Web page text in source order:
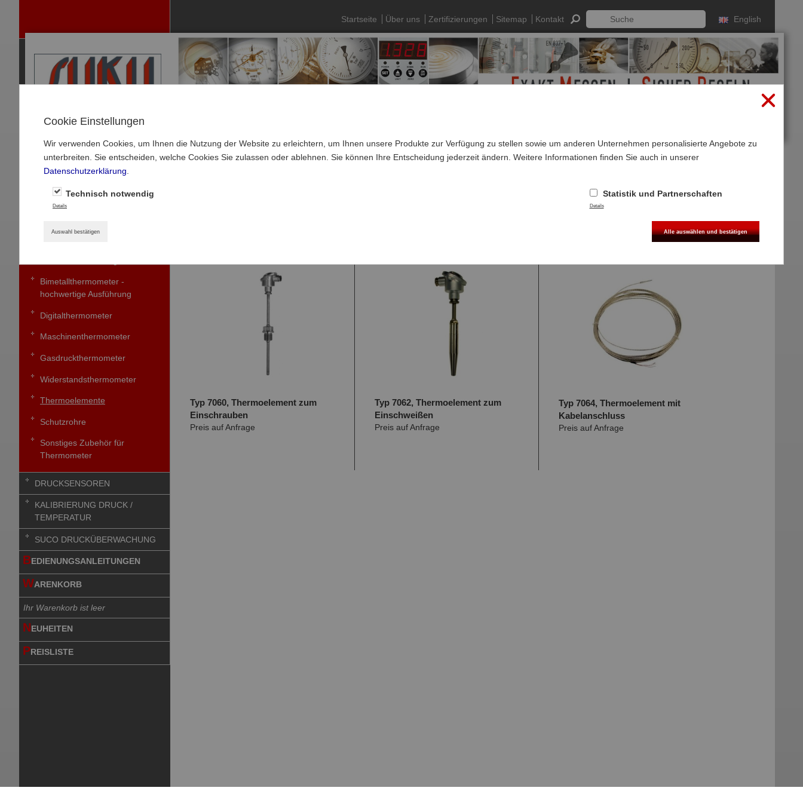
Startseite Über uns Zertifizierungen Sitemap Kontakt English
RODUKTE
MANOMETER-ZUBEHÖR
Bimetallthermometer -
hochwertige Ausführung
Digitalthermometer
Maschinenthermometer
Gasdruckthermometer
Widerstandsthermometer
Thermoelemente
Schutzrohre
Sonstiges Zubehör für
Thermometer
DRUCKSENSOREN
KALIBRIERUNG DRUCK /
TEMPERATUR
SUCO DRUCKÜBERWACHUNG
BEDIENUNGSANLEITUNGEN
WARENKORB
Ihr Warenkorb ist leer
NEUHEITEN
PREISLISTE
Registrieren
Anmelden
Typ 7060, Thermoelement zum
Einschrauben
Preis auf Anfrage
Typ 7062, Thermoelement zum
Einschweißen
Preis auf Anfrage
Typ 7064, Thermoelement mit
Kabelanschluss
Preis auf Anfrage
Cookie Einstellungen
Wir verwenden Cookies, um Ihnen die Nutzung der Website zu erleichtern, um Ihnen unsere Produkte zur Verfügung zu stellen sowie um anderen Unternehmen personalisierte Angebote zu
unterbreiten. Sie entscheiden, welche Cookies Sie zulassen oder ablehnen. Sie können Ihre Entscheidung jederzeit ändern. Weitere Informationen finden Sie auch in unserer
Datenschutzerklärung
Technisch notwendig
Details
Statistik und Partnerschaften
Details
Auswahl bestätigen Alle auswählen und bestätigen